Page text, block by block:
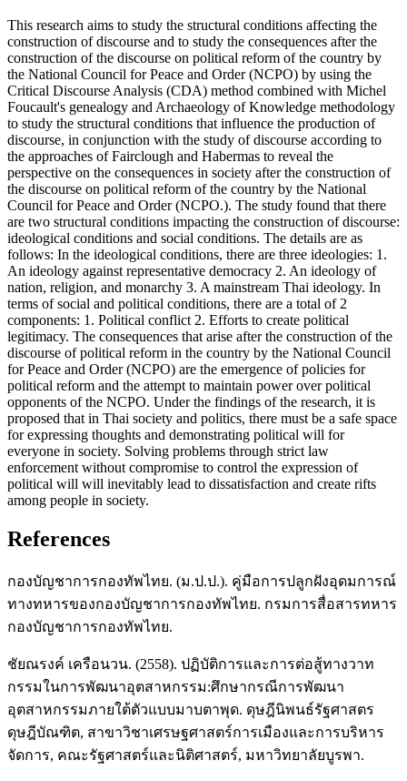
This research aims to study the structural conditions affecting the
construction of discourse and to study the consequences after the
construction of the discourse on political reform of the country by
the National Council for Peace and Order (NCPO) by using the
Critical Discourse Analysis (CDA) method combined with Michel
Foucault's genealogy and Archaeology of Knowledge methodology
to study the structural conditions that influence the production of
discourse, in conjunction with the study of discourse according to
the approaches of Fairclough and Habermas to reveal the
perspective on the consequences in society after the construction of
the discourse on political reform of the country by the National
Council for Peace and Order (NCPO.). The study found that there
are two structural conditions impacting the construction of discourse:
ideological conditions and social conditions. The details are as
follows: In the ideological conditions, there are three ideologies: 1.
An ideology against representative democracy 2. An ideology of
nation, religion, and monarchy 3. A mainstream Thai ideology. In
terms of social and political conditions, there are a total of 2
components: 1. Political conflict 2. Efforts to create political
legitimacy. The consequences that arise after the construction of the
discourse of political reform in the country by the National Council
for Peace and Order (NCPO) are the emergence of policies for
political reform and the attempt to maintain power over political
opponents of the NCPO. Under the findings of the research, it is
proposed that in Thai society and politics, there must be a safe space
for expressing thoughts and demonstrating political will for
everyone in society. Solving problems through strict law
enforcement without compromise to control the expression of
political will will inevitably lead to dissatisfaction and create rifts
among people in society.
References
กองบัญชาการกองทัพไทย. (ม.ป.ป.). คู่มือการปลูกฝังอุดมการณ์
ทางทหารของกองบัญชาการกองทัพไทย. กรมการสื่อสารทหาร
กองบัญชาการกองทัพไทย.
ชัยณรงค์ เครือนวน. (2558). ปฏิบัติการและการต่อสู้ทางวาท
กรรมในการพัฒนาอุตสาหกรรม:ศึกษากรณีการพัฒนา
อุตสาหกรรมภายใต้ตัวแบบมาบตาพุด. ดุษฎีนิพนธ์รัฐศาสตร
ดุษฎีบัณฑิต, สาขาวิชาเศรษฐศาสตร์การเมืองและการบริหาร
จัดการ, คณะรัฐศาสตร์และนิติศาสตร์, มหาวิทยาลัยบูรพา.